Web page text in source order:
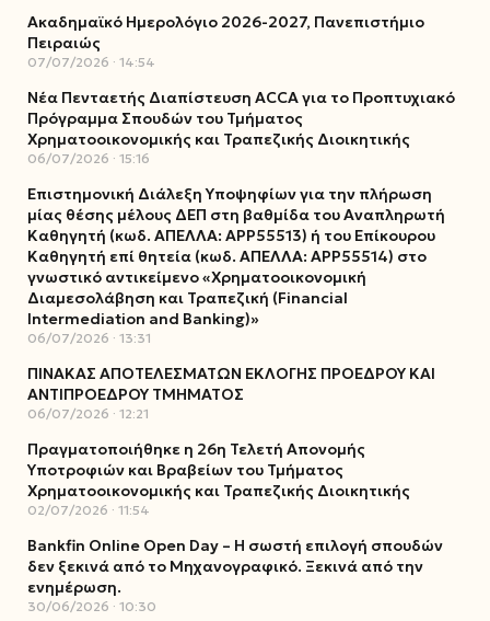
Ακαδημαϊκό Ημερολόγιο 2026-2027, Πανεπιστήμιο
Πειραιώς
07/07/2026 14:54
Νέα Πενταετής Διαπίστευση ACCA για το Προπτυχιακό
Πρόγραμμα Σπουδών του Τμήματος
Χρηματοοικονομικής και Τραπεζικής Διοικητικής
06/07/2026 15:16
Επιστημονική Διάλεξη Υποψηφίων για την πλήρωση
μίας θέσης μέλους ΔΕΠ στη βαθμίδα του Αναπληρωτή
Καθηγητή (κωδ. ΑΠΕΛΛΑ: ΑΡΡ55513) ή του Επίκουρου
Καθηγητή επί θητεία (κωδ. ΑΠΕΛΛΑ: ΑΡΡ55514) στο
γνωστικό αντικείμενο «Χρηματοοικονομική
Διαμεσολάβηση και Τραπεζική (Financial
Intermediation and Banking)»
06/07/2026 13:31
ΠΙΝΑΚΑΣ ΑΠΟΤΕΛΕΣΜΑΤΩΝ ΕΚΛΟΓΗΣ ΠΡΟΕΔΡΟΥ ΚΑΙ
ΑΝΤΙΠΡΟΕΔΡΟΥ ΤΜΗΜΑΤΟΣ
06/07/2026 12:21
Πραγματοποιήθηκε η 26η Τελετή Απονομής
Υποτροφιών και Βραβείων του Τμήματος
Χρηματοοικονομικής και Τραπεζικής Διοικητικής
02/07/2026 11:54
Bankfin Online Open Day – Η σωστή επιλογή σπουδών
δεν ξεκινά από το Μηχανογραφικό. Ξεκινά από την
ενημέρωση.
30/06/2026 10:30